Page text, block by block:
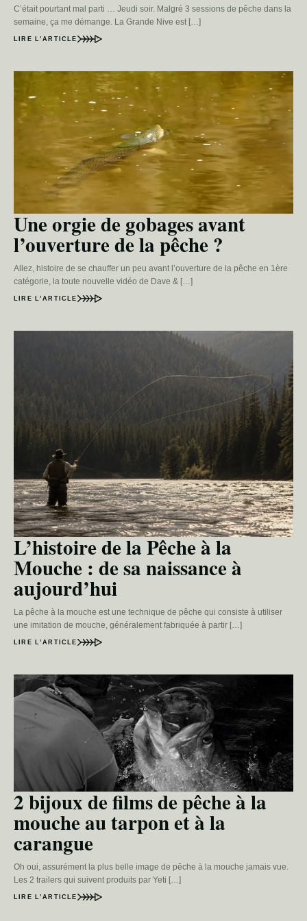
C’était pourtant mal parti … Jeudi soir. Malgré 3 sessions de pêche dans la
semaine, ça me démange. La Grande Nive est […]
LIRE L’ARTICLE
Une orgie de gobages avant
l’ouverture de la pêche ?
Allez, histoire de se chauffer un peu avant l’ouverture de la pêche en 1ère
catégorie, la toute nouvelle vidéo de Dave & […]
LIRE L’ARTICLE
L’histoire de la Pêche à la
Mouche : de sa naissance à
aujourd’hui
La pêche à la mouche est une technique de pêche qui consiste à utiliser
une imitation de mouche, généralement fabriquée à partir […]
LIRE L’ARTICLE
2 bijoux de films de pêche à la
mouche au tarpon et à la
carangue
Oh oui, assurément la plus belle image de pêche à la mouche jamais vue.
Les 2 trailers qui suivent produits par Yeti […]
LIRE L’ARTICLE